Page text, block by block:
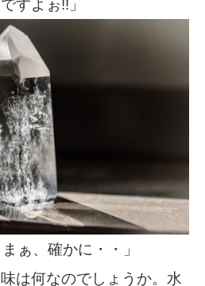
すよぉ!!」
ぁ、確かに・・」
は何なのでしょうか。水